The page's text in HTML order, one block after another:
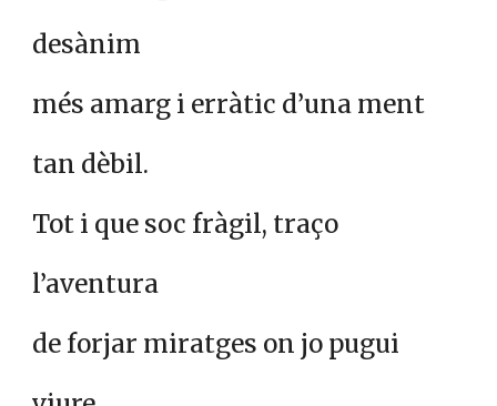
desànim
més amarg i erràtic d’una ment
tan dèbil.
Tot i que soc fràgil, traço
l’aventura
de forjar miratges on jo pugui